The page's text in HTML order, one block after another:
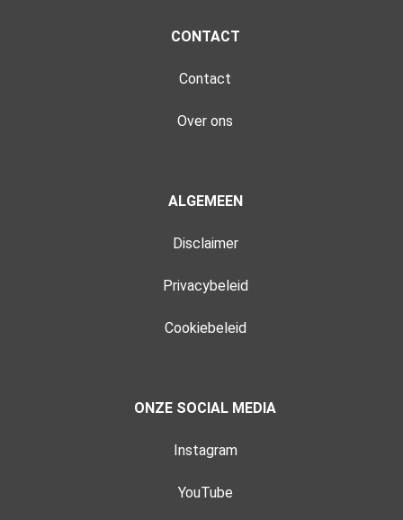
CONTACT
Contact
Over ons
ALGEMEEN
Disclaimer
Privacybeleid
Cookiebeleid
ONZE SOCIAL MEDIA
Instagram
YouTube